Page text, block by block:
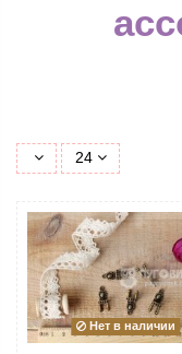
24
Нет в наличии